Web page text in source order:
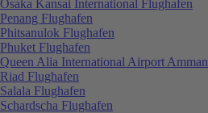
Osaka Kansai International Flughafen
Penang Flughafen
Phitsanulok Flughafen
Phuket Flughafen
Queen Alia International Airport Amman
Riad Flughafen
Salala Flughafen
Schardscha Flughafen